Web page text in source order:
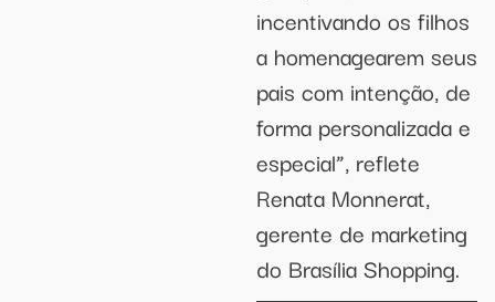
incentivando os filhos
a homenagearem seus
pais com intenção, de
forma personalizada e
especial”, reflete
Renata Monnerat,
gerente de marketing
do Brasília Shopping.